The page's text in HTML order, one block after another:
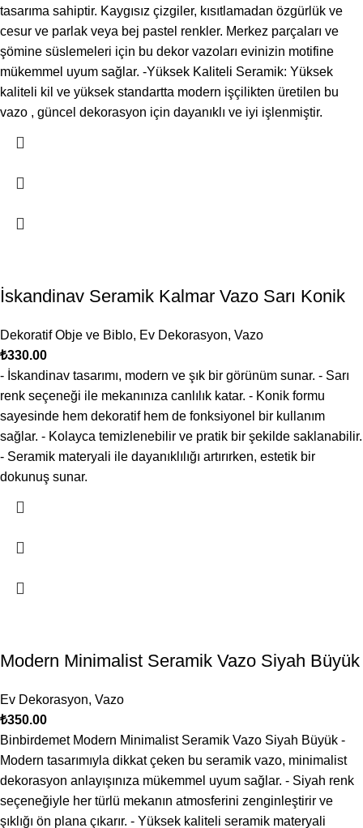
tasarıma sahiptir. Kaygısız çizgiler, kısıtlamadan özgürlük ve
cesur ve parlak veya bej pastel renkler. Merkez parçaları ve
şömine süslemeleri için bu dekor vazoları evinizin motifine
mükemmel uyum sağlar. -Yüksek Kaliteli Seramik: Yüksek
kaliteli kil ve yüksek standartta modern işçilikten üretilen bu
vazo , güncel dekorasyon için dayanıklı ve iyi işlenmiştir.
İskandinav Seramik Kalmar Vazo Sarı Konik
Dekoratif Obje ve Biblo, Ev Dekorasyon, Vazo
₺330.00
- İskandinav tasarımı, modern ve şık bir görünüm sunar. - Sarı
renk seçeneği ile mekanınıza canlılık katar. - Konik formu
sayesinde hem dekoratif hem de fonksiyonel bir kullanım
sağlar. - Kolayca temizlenebilir ve pratik bir şekilde saklanabilir.
- Seramik materyali ile dayanıklılığı artırırken, estetik bir
dokunuş sunar.
Modern Minimalist Seramik Vazo Siyah Büyük
Ev Dekorasyon, Vazo
₺350.00
Binbirdemet Modern Minimalist Seramik Vazo Siyah Büyük -
Modern tasarımıyla dikkat çeken bu seramik vazo, minimalist
dekorasyon anlayışınıza mükemmel uyum sağlar. - Siyah renk
seçeneğiyle her türlü mekanın atmosferini zenginleştirir ve
şıklığı ön plana çıkarır. - Yüksek kaliteli seramik materyali